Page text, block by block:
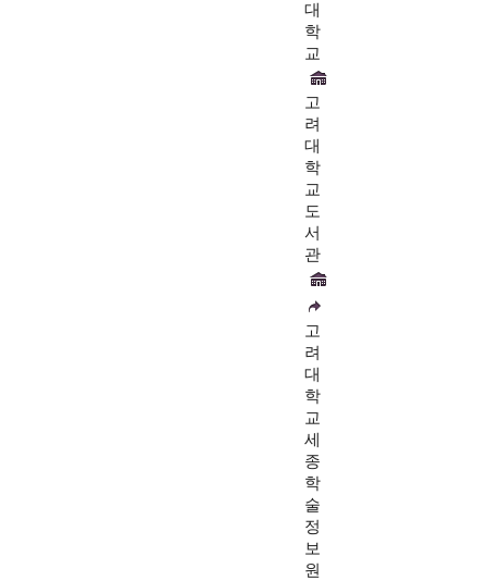
대
학
교
고
려
대
학
교
도
서
관
고
려
대
학
교
세
종
학
술
정
보
원